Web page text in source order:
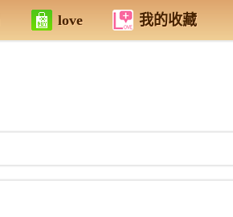
love 我的收藏